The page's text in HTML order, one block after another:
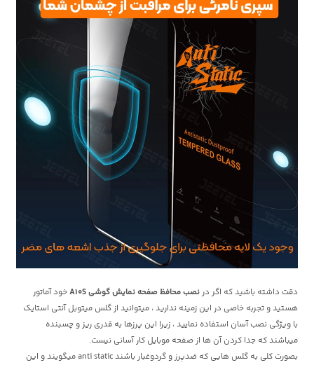
دقت داشته باشید که اگر درنصب محافظ صفحه نمایش گوشی A10S
خود آماتور
هستید و تجربه خاصی در این زمینه ندارید ، میتوانید از گلس میتوبل آنتی استایک
با ویژگی نصب آسان استفاده نمایید ، زیرا این پرزها به قدری ریز و چسبنده
میباشند که جدا کردن آن ها از صفحه موبایل کار آسانی نیست.
بصورت کلی به گلس هایی که ضدپرز و گردوغبار باشند anti static میگویند و این